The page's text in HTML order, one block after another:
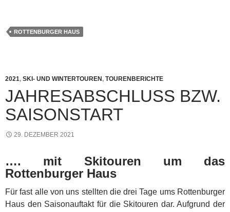
ROTTENBURGER HAUS
2021, SKI- UND WINTERTOUREN, TOURENBERICHTE
JAHRESABSCHLUSS BZW.
SAISONSTART
29. DEZEMBER 2021
…. mit Skitouren um das
Rottenburger Haus
Für fast alle von uns stellten die drei Tage ums Rottenburger
Haus den Saisonauftakt für die Skitouren dar. Aufgrund der